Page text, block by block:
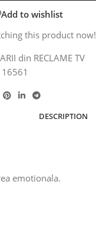
Add to wishlist
this product now!
din RECLAME TV
16561
DESCRIPTION
emotionala.